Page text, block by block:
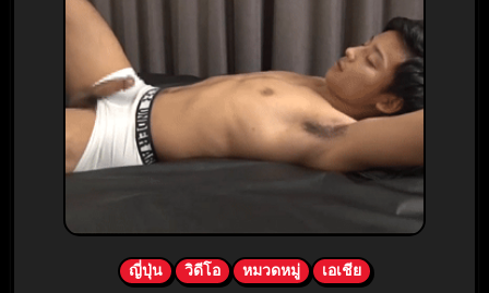
ญี่ปุ่น วิดีโอ หมวดหมู่ เอเชีย